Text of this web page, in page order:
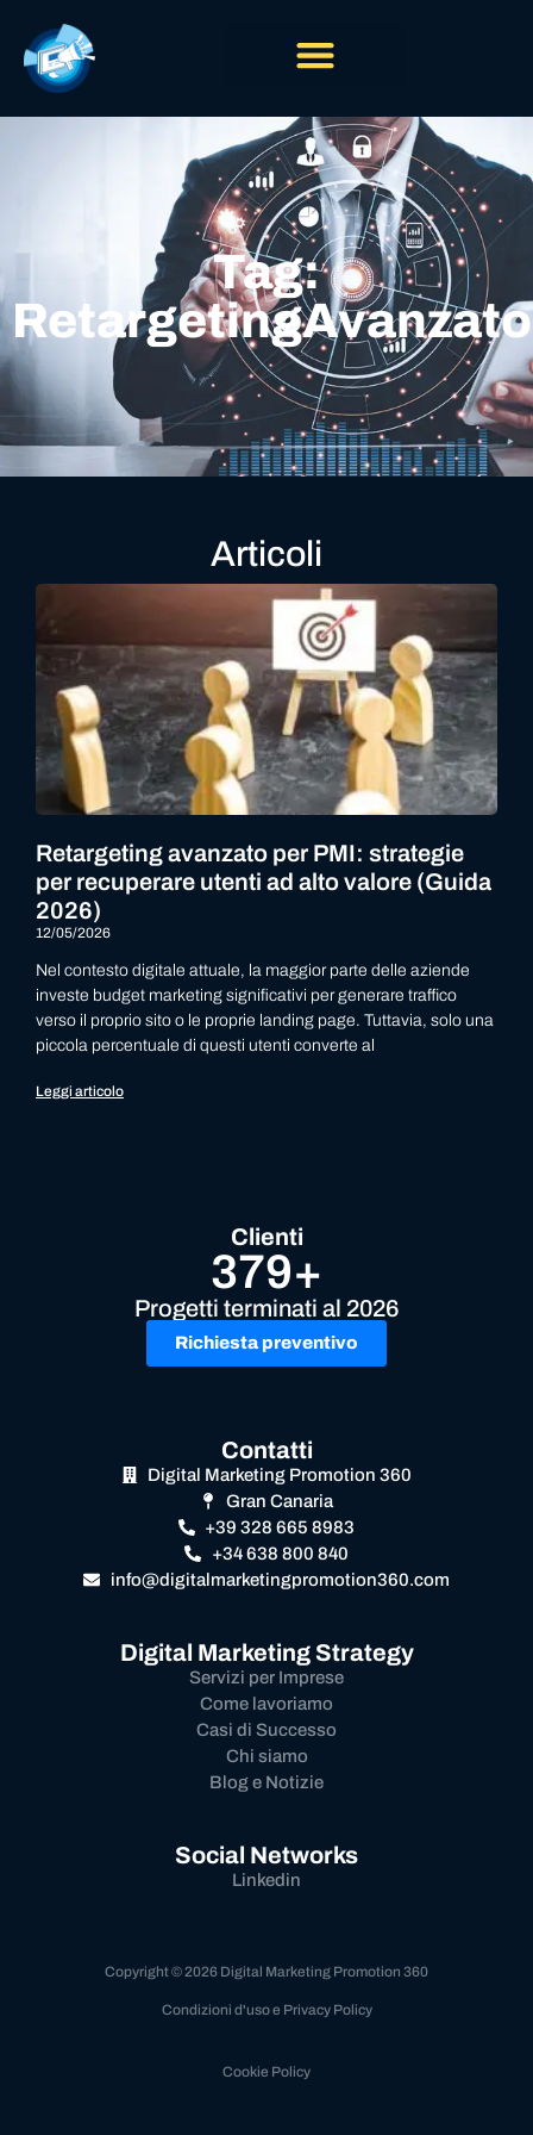
Tag:
RetargetingAvanzato
Articoli
Retargeting avanzato per PMI: strategie
per recuperare utenti ad alto valore (Guida
2026)
12/05/2026
Nel contesto digitale attuale, la maggior parte delle aziende
investe budget marketing significativi per generare traffico
verso il proprio sito o le proprie landing page. Tuttavia, solo una
piccola percentuale di questi utenti converte al
Leggi articolo
Clienti
379+
Progetti terminati al 2026
Richiesta preventivo
Contatti
Digital Marketing Promotion 360
Gran Canaria
+39 328 665 8983
+34 638 800 840
info@digitalmarketingpromotion360.com
Digital Marketing Strategy
Servizi per Imprese
Come lavoriamo
Casi di Successo
Chi siamo
Blog e Notizie
Social Networks
Linkedin
Copyright © 2026 Digital Marketing Promotion 360
Condizioni d'uso e Privacy Policy
Cookie Policy